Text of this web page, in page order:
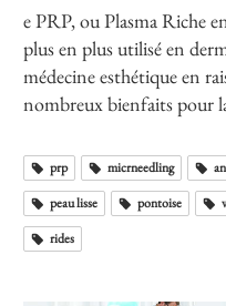
e PRP, ou Plasma Riche
plus en plus utilisé en
médecine esthétique en
nombreux bienfaits pour
prp micrneedling
peau lisse
pontoise
rides